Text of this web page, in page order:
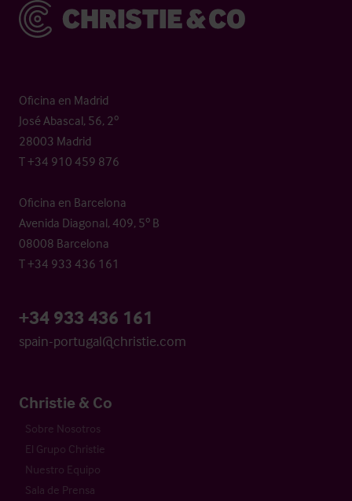
Christie & Co
Oficina en Madrid
José Abascal, 56, 2º
28003 Madrid
T +34 910 459 876
Oficina en Barcelona
Avenida Diagonal, 409, 5º B
08008 Barcelona
T +34 933 436 161
+34 933 436 161
spain-portugal@christie.com
Christie & Co
Sobre Nosotros
El Grupo Christie
Nuestro Equipo
Sala de Prensa